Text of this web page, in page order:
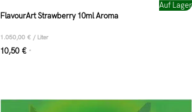
Auf Lager
FlavourArt Strawberry 10ml Aroma
1.050,00 € / Liter
10,50 € *